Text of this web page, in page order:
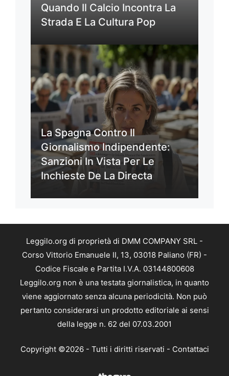
Quando Il Calcio Incontra La
Strada E La Cultura Pop
La Spagna Contro Il
Giornalismo Indipendente:
Sanzioni In Vista Per Le
Inchieste De La Directa
Leggilo.org di proprietà di DMM COMPANY SRL -
Corso Vittorio Emanuele II, 13, 03018 Paliano (FR) -
Codice Fiscale e Partita I.V.A. 03144800608
Leggilo.org non è una testata giornalistica, in quanto
viene aggiornato senza alcuna periodicità. Non può
pertanto considerarsi un prodotto editoriale ai sensi
della legge n. 62 del 07.03.2001
Copyright ©2026 - Tutti i diritti riservati - Contattaci